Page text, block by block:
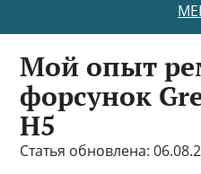
Мой опыт
форсунок
H5
Статья обновлена: